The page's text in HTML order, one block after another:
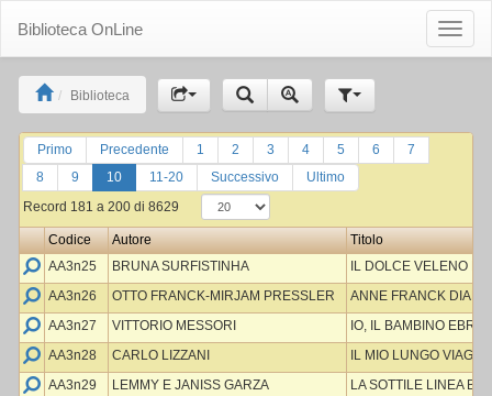
Toggle
Biblioteca OnLine
Biblioteca
Primo Precedente 1 2 3 4 5 6
7
8
9 10 11-20 Successivo
Ultimo
Record 181 a 200 di 8629
Codice Autore
Titolo
AA3n25
BRUNA SURFISTINHA
IL DOLCE VELENO
AA3n26
OTTO FRANCK-MIRJAM PRESSLER
ANNE FRANCK
AA3n27
VITTORIO MESSORI
IO, IL BAMBINO
AA3n28
CARLO LIZZANI
IL MIO LUNGO
AA3n29
LEMMY E JANISS GARZA
LA SOTTILE LINEA